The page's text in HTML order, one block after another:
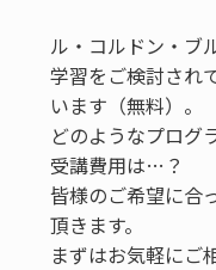
ル・コルドン・ブ
学習をご検討され
います（無料）。
どのようなプログ
受講費用は…？
皆様のご希望に合
頂きます。
まずはお気軽にご